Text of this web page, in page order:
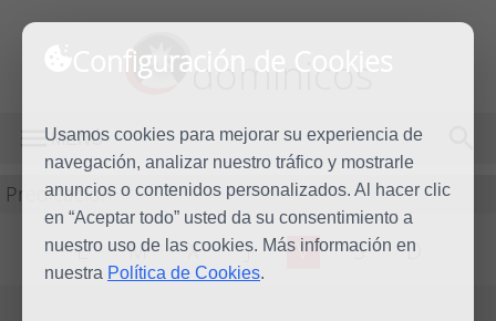
Configuración de Cookies
Usamos cookies para mejorar su experiencia de
navegación, analizar nuestro tráfico y mostrarle
anuncios o contenidos personalizados. Al hacer clic
en “Aceptar todo” usted da su consentimiento a
nuestro uso de las cookies. Más información en
nuestra Política de Cookies.
dominicos
MENÚ
Predicación
L M X J V S D